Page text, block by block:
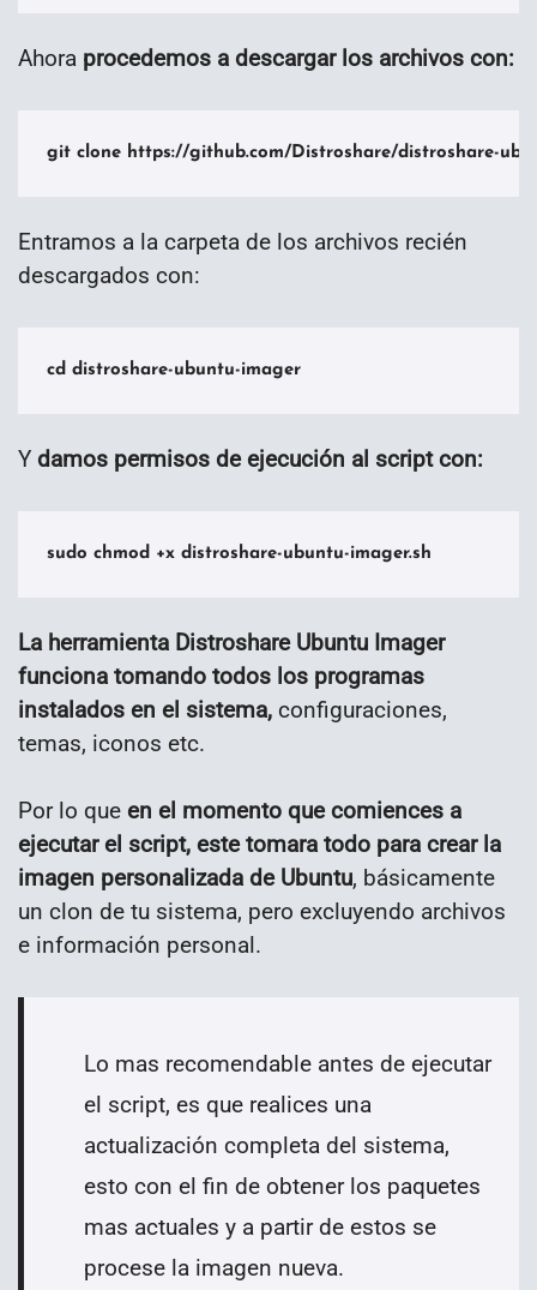
Ahora procedemos a descargar los archivos con:
git clone https://github.com/Distroshare/distroshare-
Entramos a la carpeta de los archivos recién
descargados con:
cd distroshare-ubuntu-imager
Y damos permisos de ejecución al script con:
sudo chmod +x distroshare-ubuntu-imager.sh
La herramienta Distroshare Ubuntu Imager
funciona tomando todos los programas
instalados en el sistema, configuraciones,
temas, iconos etc.
Por lo que en el momento que comiences a
ejecutar el script, este tomara todo para crear la
imagen personalizada de Ubuntu, básicamente
un clon de tu sistema, pero excluyendo archivos
e información personal.
Lo mas recomendable antes de ejecutar
el script, es que realices una
actualización completa del sistema,
esto con el fin de obtener los paquetes
mas actuales y a partir de estos se
procese la imagen nueva.